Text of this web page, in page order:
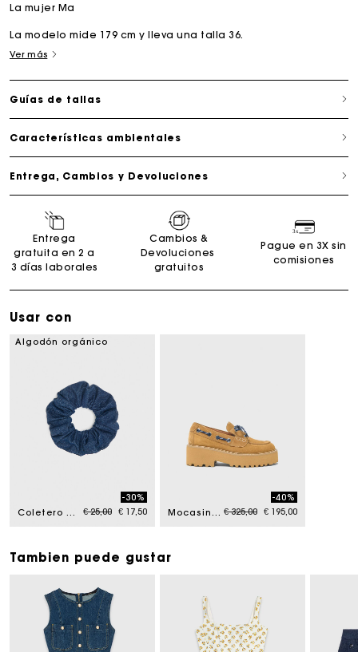
La mujer Ma
La modelo mide 179 cm y lleva una talla 36.
Ver más
Guías de tallas
Características ambientales
Entrega, Cambios y Devoluciones
Entrega
gratuita en 2 a
3 días laborales
Cambios &
Devoluciones
gratuitos
Pague en 3X sin
comisiones
Usar con
Algodón orgánico
Coletero vaquero Price reduced from
€ 25,00to
-30%
€ 17,50
Mocasines náuticos de ante Price reduced from
€ 325,00to
-40%
€ 195,00
Tambien puede gustar